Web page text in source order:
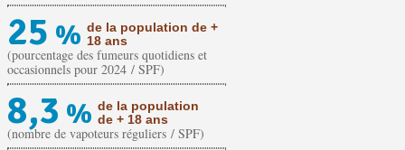
25 % de la population de +
18 ans
(pourcentage des fumeurs quotidiens et
occasionnels pour 2024 / SPF)
8,3 % de la population
de + 18 ans
(nombre de vapoteurs réguliers / SPF)